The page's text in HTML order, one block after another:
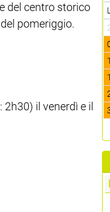
del centro storico
pomeriggio.
il venerdì e il